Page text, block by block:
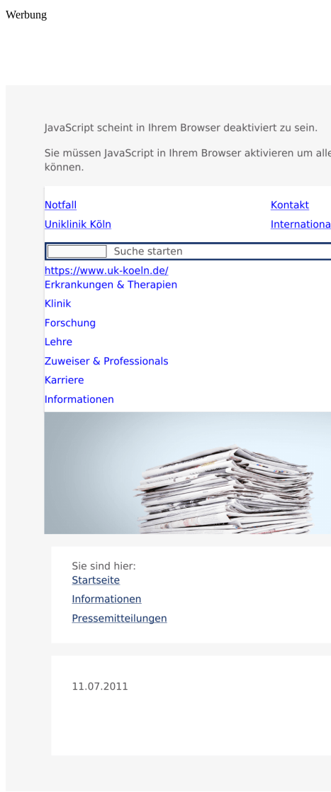
Werbung